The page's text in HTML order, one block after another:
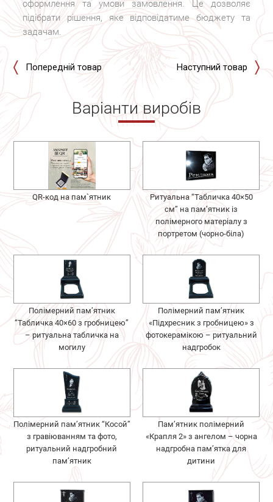
оформлення та умови замовлення. Це дозволяє
підібрати рішення, яке відповідатиме бюджету та
задачам.
Попередній товар Наступний товар
Варіанти виробів
QR-код на пам`ятник
Ритуальна “Табличка 40×50
см” на пам’ятник із
полімерного матеріалу з
портретом (чорно-біла)
Полімерний пам’ятник
“Табличка 40×60 з гробницею”
– ритуальна табличка на
могилу
Полімерний пам’ятник
«Підхресник з гробницею» з
фотокерамікою – ритуальний
надгробок
Полімерний пам’ятник “Косой”
з гравіюванням та фото,
ритуальний надгробний
пам’ятник
Пам’ятник полімерний
«Крапля 2» з ангелом – чорна
надгробна пам’ятка для
дитини